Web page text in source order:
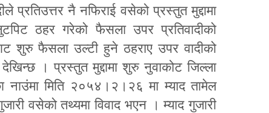
प्रतिउत्तर नै नफिराई वसेको प्रस्तुत मुद्दामा
ठहर गरेको फैसला उपर प्रतिवादीको
शुरु फैसला उल्टी हुने ठहराए उपर वादीको
। प्रस्तुत मुद्दामा शुरु नुवाकोट जिल्ला
नाउंमा मिति २०५४।२।२६ मा म्याद तामेल
वसेको तथ्यमा विवाद भएन । म्याद गुजारी